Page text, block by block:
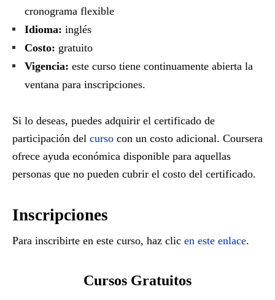
cronograma flexible
Idioma: inglés
Costo: gratuito
Vigencia: este curso tiene continuamente abierta la
ventana para inscripciones.
Si lo deseas, puedes adquirir el certificado de
participación del curso con un costo adicional. Coursera
ofrece ayuda económica disponible para aquellas
personas que no pueden cubrir el costo del certificado.
Inscripciones
Para inscribirte en este curso, haz clic en este enlace.
Cursos Gratuitos